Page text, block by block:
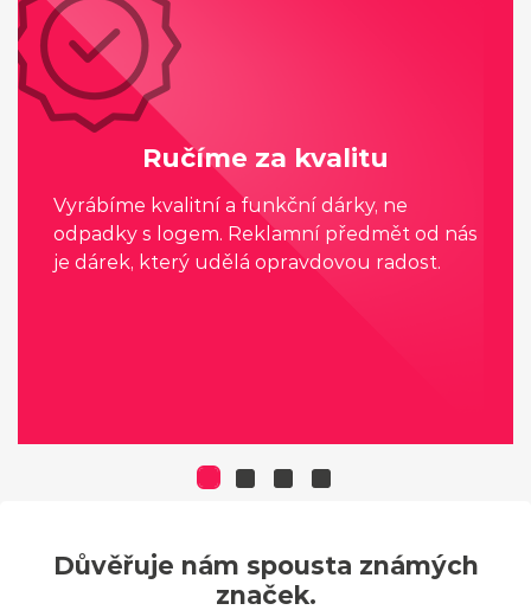
Ručíme za kvalitu
Vyrábíme kvalitní a funkční dárky, ne
odpadky s logem. Reklamní předmět od nás
je dárek, který udělá opravdovou radost.
Důvěřuje nám spousta známých
značek.